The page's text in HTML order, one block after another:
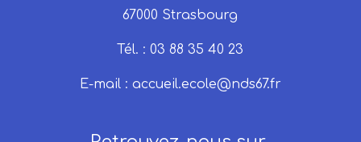
67000 Strasbourg
Tél. : 03 88 35 40 23
E-mail : accueil.ecole@nds67.fr